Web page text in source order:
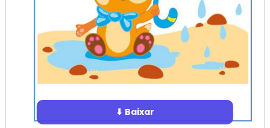
⬇ Baixar